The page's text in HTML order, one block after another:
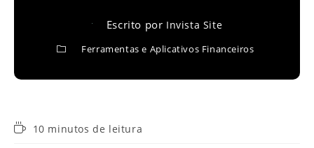
Escrito por Invista Site
Ferramentas e Aplicativos Financeiros
Tempo10 minutos de leitura